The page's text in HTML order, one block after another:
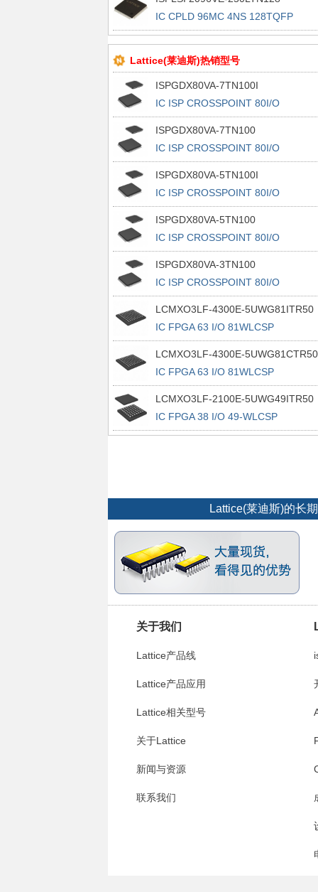
IC CPLD 96MC 4NS 128TQFP
Lattice(莱迪斯)热销型号
ISPGDX80VA-7TN100I
IC ISP CROSSPOINT 80I/O
100TQFP
ISPGDX80VA-7TN100
IC ISP CROSSPOINT 80I/O
100TQFP
ISPGDX80VA-5TN100I
IC ISP CROSSPOINT 80I/O
100TQFP
ISPGDX80VA-5TN100
IC ISP CROSSPOINT 80I/O
100TQFP
ISPGDX80VA-3TN100
IC ISP CROSSPOINT 80I/O
100TQFP
LCMXO3LF-4300E-5UWG81ITR50
IC FPGA 63 I/O 81WLCSP
LCMXO3LF-4300E-5UWG81CTR50
IC FPGA 63 I/O 81WLCSP
LCMXO3LF-2100E-5UWG49ITR50
IC FPGA 38 I/O 49-WLCSP
Lattice(莱迪斯)的长
关于我们
Lattice产品线
Lattice产品应用
Lattice相关型号
关于Lattice
新闻与资源
联系我们